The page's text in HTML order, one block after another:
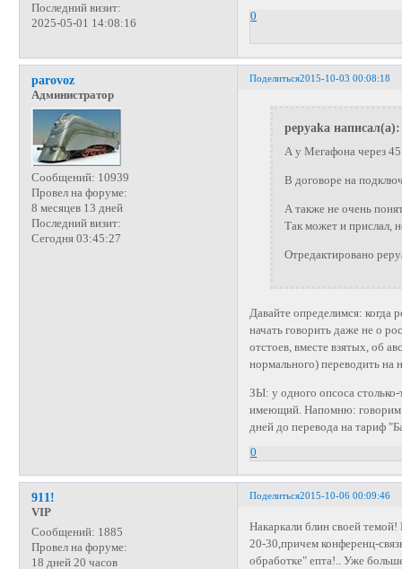
Последний визит:
2025-05-01 14:08:16
0
Поделиться2015-10-03 00:08:18
parovoz
Администратор
Сообщений: 10939
Провел на форуме:
8 месяцев 13 дней
Последний визит:
Сегодня 03:45:27
pepyaka написал(а):
А у Мегафона через
В договоре на
А также не очень
Так может и прислал,
Отредактировано
Давайте определимся: когда
начать говорить даже не о
отстоев, вместе взятых, об
нормального) переводить
ЗЫ: у одного опсоса
имеющий. Напомню: говорим
дней до перевода на тариф
0
Поделиться2015-10-06 00:09:46
911!
VIP
Сообщений: 1885
Провел на форуме:
18 дней 20 часов
Накаркали блин своей
20-30,причем конференц-
обработке" епта!.. Уже